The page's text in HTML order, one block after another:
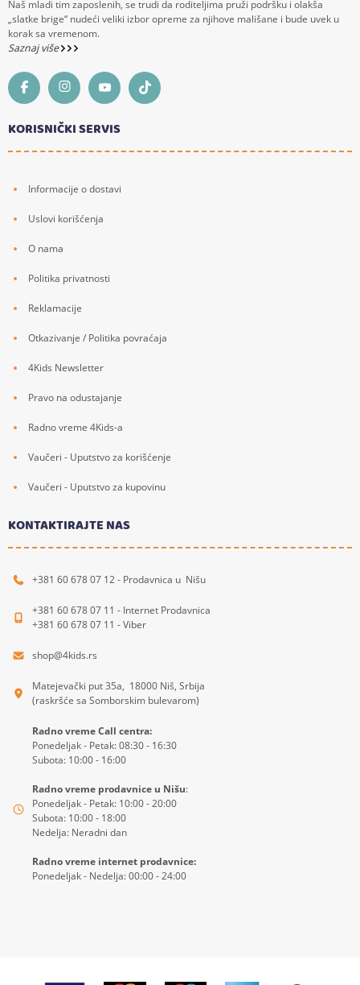
Naš mladi tim zaposlenih, se trudi da roditeljima pruži podršku i olakša
„slatke brige“ nudeći veliki izbor opreme za njihove mališane i bude uvek u
korak sa vremenom.
Saznaj više
KORISNIČKI SERVIS
Informacije o dostavi
Uslovi korišćenja
O nama
Politika privatnosti
Reklamacije
Otkazivanje / Politika povraćaja
4Kids Newsletter
Pravo na odustajanje
Radno vreme 4Kids-a
Vaučeri - Uputstvo za korišćenje
Vaučeri - Uputstvo za kupovinu
KONTAKTIRAJTE NAS
+381 60 678 07 12 - Prodavnica u Nišu
+381 60 678 07 11 - Internet Prodavnica
+381 60 678 07 11 - Viber
shop@4kids.rs
Matejevački put 35a, 18000 Niš, Srbija
(raskršće sa Somborskim bulevarom)
Radno vreme Call centra:
Ponedeljak - Petak: 08:30 - 16:30
Subota: 10:00 - 16:00
Radno vreme prodavnice u Nišu:
Ponedeljak - Petak: 10:00 - 20:00
Subota: 10:00 - 18:00
Nedelja: Neradni dan
Radno vreme internet prodavnice:
Ponedeljak - Nedelja: 00:00 - 24:00